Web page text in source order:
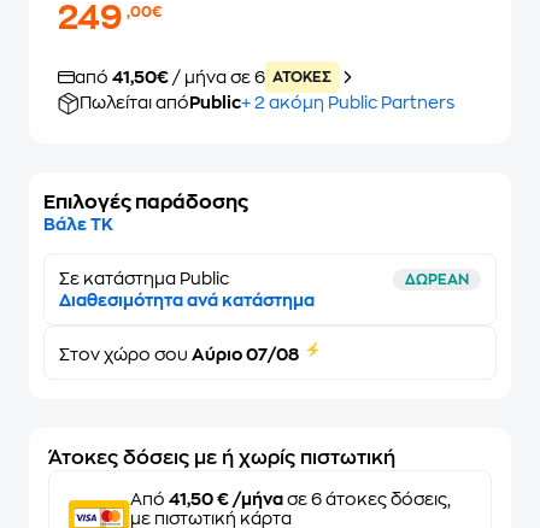
249,00€
από 41,50€ / μήνα σε 6 ATOKEΣ
Πωλείται από Public+ 2 ακόμη Public Partners
Επιλογές παράδοσης
Βάλε ΤΚ
Σε κατάστημα Public ΔΩΡΕΑΝ
Διαθεσιμότητα ανά κατάστημα
Στον χώρο σου Αύριο 07/08
Άτοκες δόσεις με ή χωρίς πιστωτική
Από 41,50 € /μήνα σε 6 άτοκες δόσεις,
με πιστωτική κάρτα